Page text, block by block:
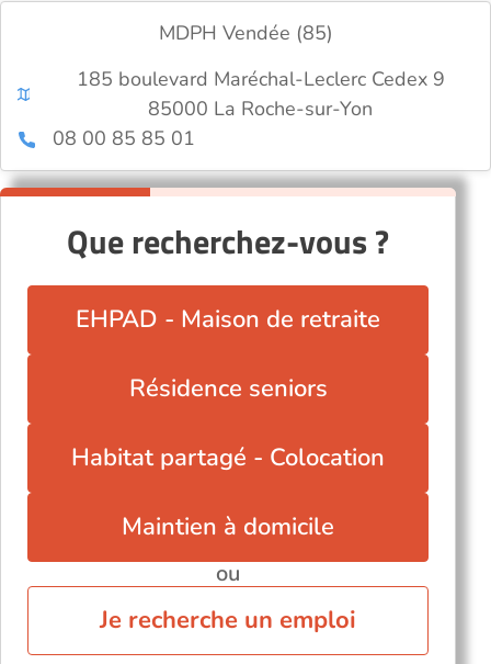
MDPH Vendée (85)
185 boulevard Maréchal-Leclerc Cedex 9
85000 La Roche-sur-Yon
08 00 85 85 01
Que recherchez-vous ?
EHPAD - Maison de retraite
Résidence seniors
Habitat partagé - Colocation
Maintien à domicile
ou
Je recherche un emploi